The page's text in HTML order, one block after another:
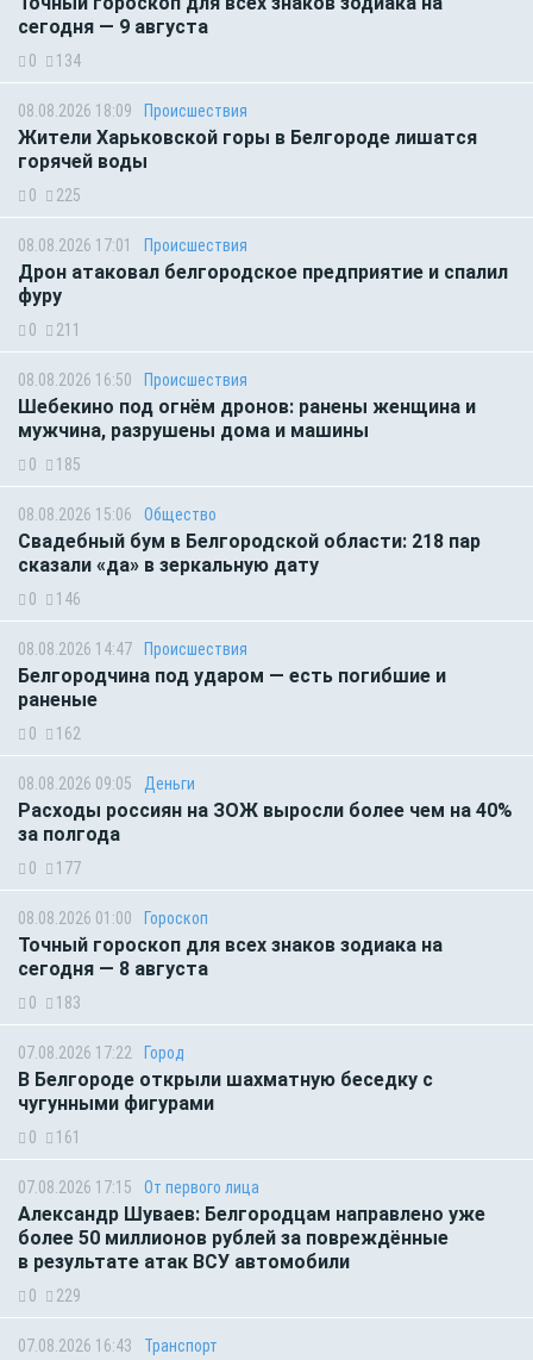
сегодня — 9 августа
0 134
08.08.2026 18:09 Происшествия
Жители Харьковской горы в Белгороде лишатся
горячей воды
0 225
08.08.2026 17:01 Происшествия
Дрон атаковал белгородское предприятие и спалил
фуру
0 211
08.08.2026 16:50 Происшествия
Шебекино под огнём дронов: ранены женщина и
мужчина, разрушены дома и машины
0 185
08.08.2026 15:06 Общество
Свадебный бум в Белгородской области: 218 пар
сказали «да» в зеркальную дату
0 146
08.08.2026 14:47 Происшествия
Белгородчина под ударом — есть погибшие и
раненые
0 162
08.08.2026 09:05 Деньги
Расходы россиян на ЗОЖ выросли более чем на 40%
за полгода
0 177
08.08.2026 01:00 Гороскоп
Точный гороскоп для всех знаков зодиака на
сегодня — 8 августа
0 183
07.08.2026 17:22 Город
В Белгороде открыли шахматную беседку с
чугунными фигурами
0 161
07.08.2026 17:15 От первого лица
Александр Шуваев: Белгородцам направлено уже
более 50 миллионов рублей за повреждённые
в результате атак ВСУ автомобили
0 229
07.08.2026 16:43 Транспорт